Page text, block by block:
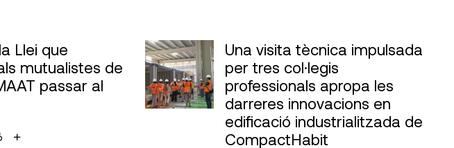
Llei que
mutualistes de
passar al
Una visita tècnica impulsada
per tres col·legis
professionals apropa les
darreres innovacions en
edificació industrialitzada de
CompactHabit